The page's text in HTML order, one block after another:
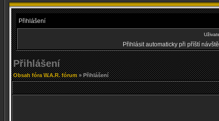
Přihlášení
Přihlásit automaticky při příští
Přihlášení
Obsah fóra W.A.R. fórum» Přihlášení